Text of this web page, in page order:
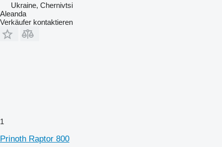
Ukraine, Chernivtsi
Aleanda
Verkäufer kontaktieren
1
Prinoth Raptor 800